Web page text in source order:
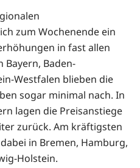
zum Wochenende ein
in fast allen
Bayern, Baden-
Westfalen blieben die
sogar minimal nach. In
lagen die Preisanstiege
zurück. Am kräftigsten
in Bremen, Hamburg,
Holstein.